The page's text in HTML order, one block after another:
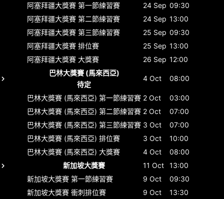
阿塞拜疆大獎賽 第一節練習賽 24 Sep 09:30
阿塞拜疆大獎賽 第二節練習賽 24 Sep 13:00
阿塞拜疆大獎賽 第三節練習賽 25 Sep 09:30
阿塞拜疆大獎賽 排位賽 25 Sep 13:00
阿塞拜疆大獎賽 大獎賽 26 Sep 12:00
巴林大獎賽 (馬來西亞)
待定
4 Oct 08:00
巴林大獎賽 (馬來西亞) 第一節練習賽 2 Oct
03:00
巴林大獎賽 (馬來西亞) 第二節練習賽 2 Oct
07:00
巴林大獎賽 (馬來西亞) 第三節練習賽 3 Oct
07:00
巴林大獎賽 (馬來西亞) 排位賽 3 Oct
10:00
巴林大獎賽 (馬來西亞) 大獎賽 4 Oct
08:00
新加坡大獎賽
11 Oct
13:00
新加坡大獎賽 第一節練習賽 9 Oct
09:30
新加坡大獎賽 衝刺排位賽 9 Oct
13:30